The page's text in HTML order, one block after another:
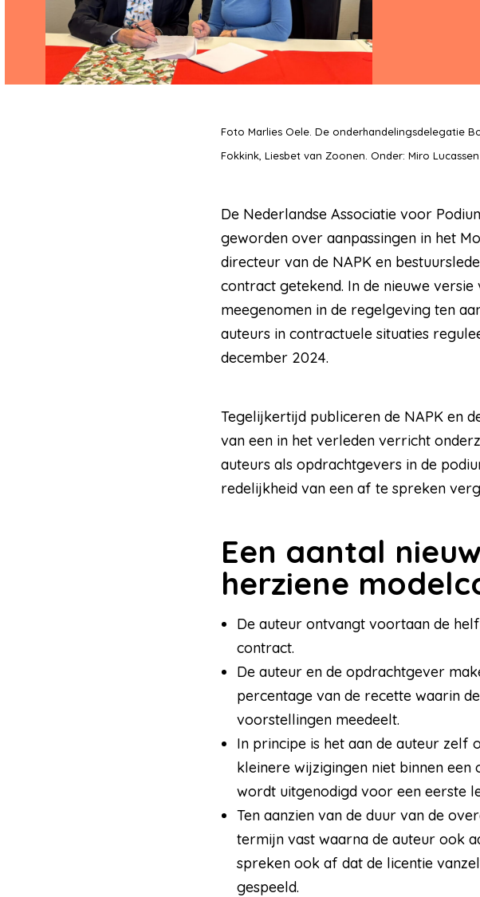
Foto Marlies Oele. De onderhandelingsdelegatie
Fokkink, Liesbet van Zoonen. Onder: Miro
De Nederlandse Associatie voor
geworden over aanpassingen in het
directeur van de NAPK en
contract getekend. In de nieuwe
meegenomen in de regelgeving ten
auteurs in contractuele situaties
december 2024.
Tegelijkertijd publiceren de NAPK en
van een in het verleden verricht
auteurs als opdrachtgevers in de
redelijkheid van een af te spreken
Een aantal
herziene
De auteur ontvangt voortaan de
contract.
De auteur en de opdrachtgever
percentage van de recette waarin
voorstellingen meedeelt.
In principe is het aan de auteur
kleinere wijzigingen niet binnen
wordt uitgenodigd voor een eerste
Ten aanzien van de duur van de
termijn vast waarna de auteur ook
spreken ook af dat de licentie
gespeeld.